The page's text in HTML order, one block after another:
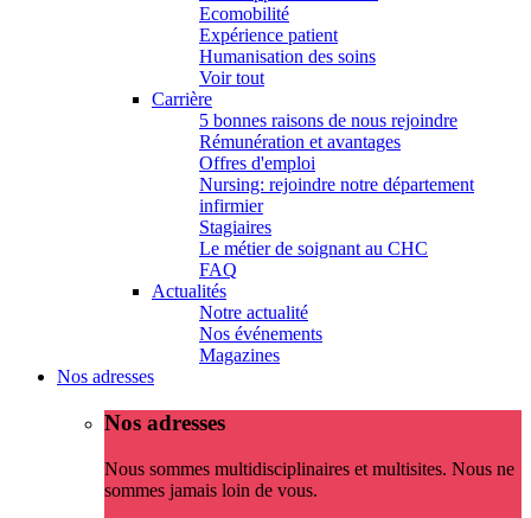
Ecomobilité
Expérience patient
Humanisation des soins
Voir tout
Carrière
5 bonnes raisons de nous rejoindre
Rémunération et avantages
Offres d'emploi
Nursing: rejoindre notre département
infirmier
Stagiaires
Le métier de soignant au CHC
FAQ
Actualités
Notre actualité
Nos événements
Magazines
Nos adresses
Nos adresses
Nous sommes multidisciplinaires et multisites. Nous ne
sommes jamais loin de vous.